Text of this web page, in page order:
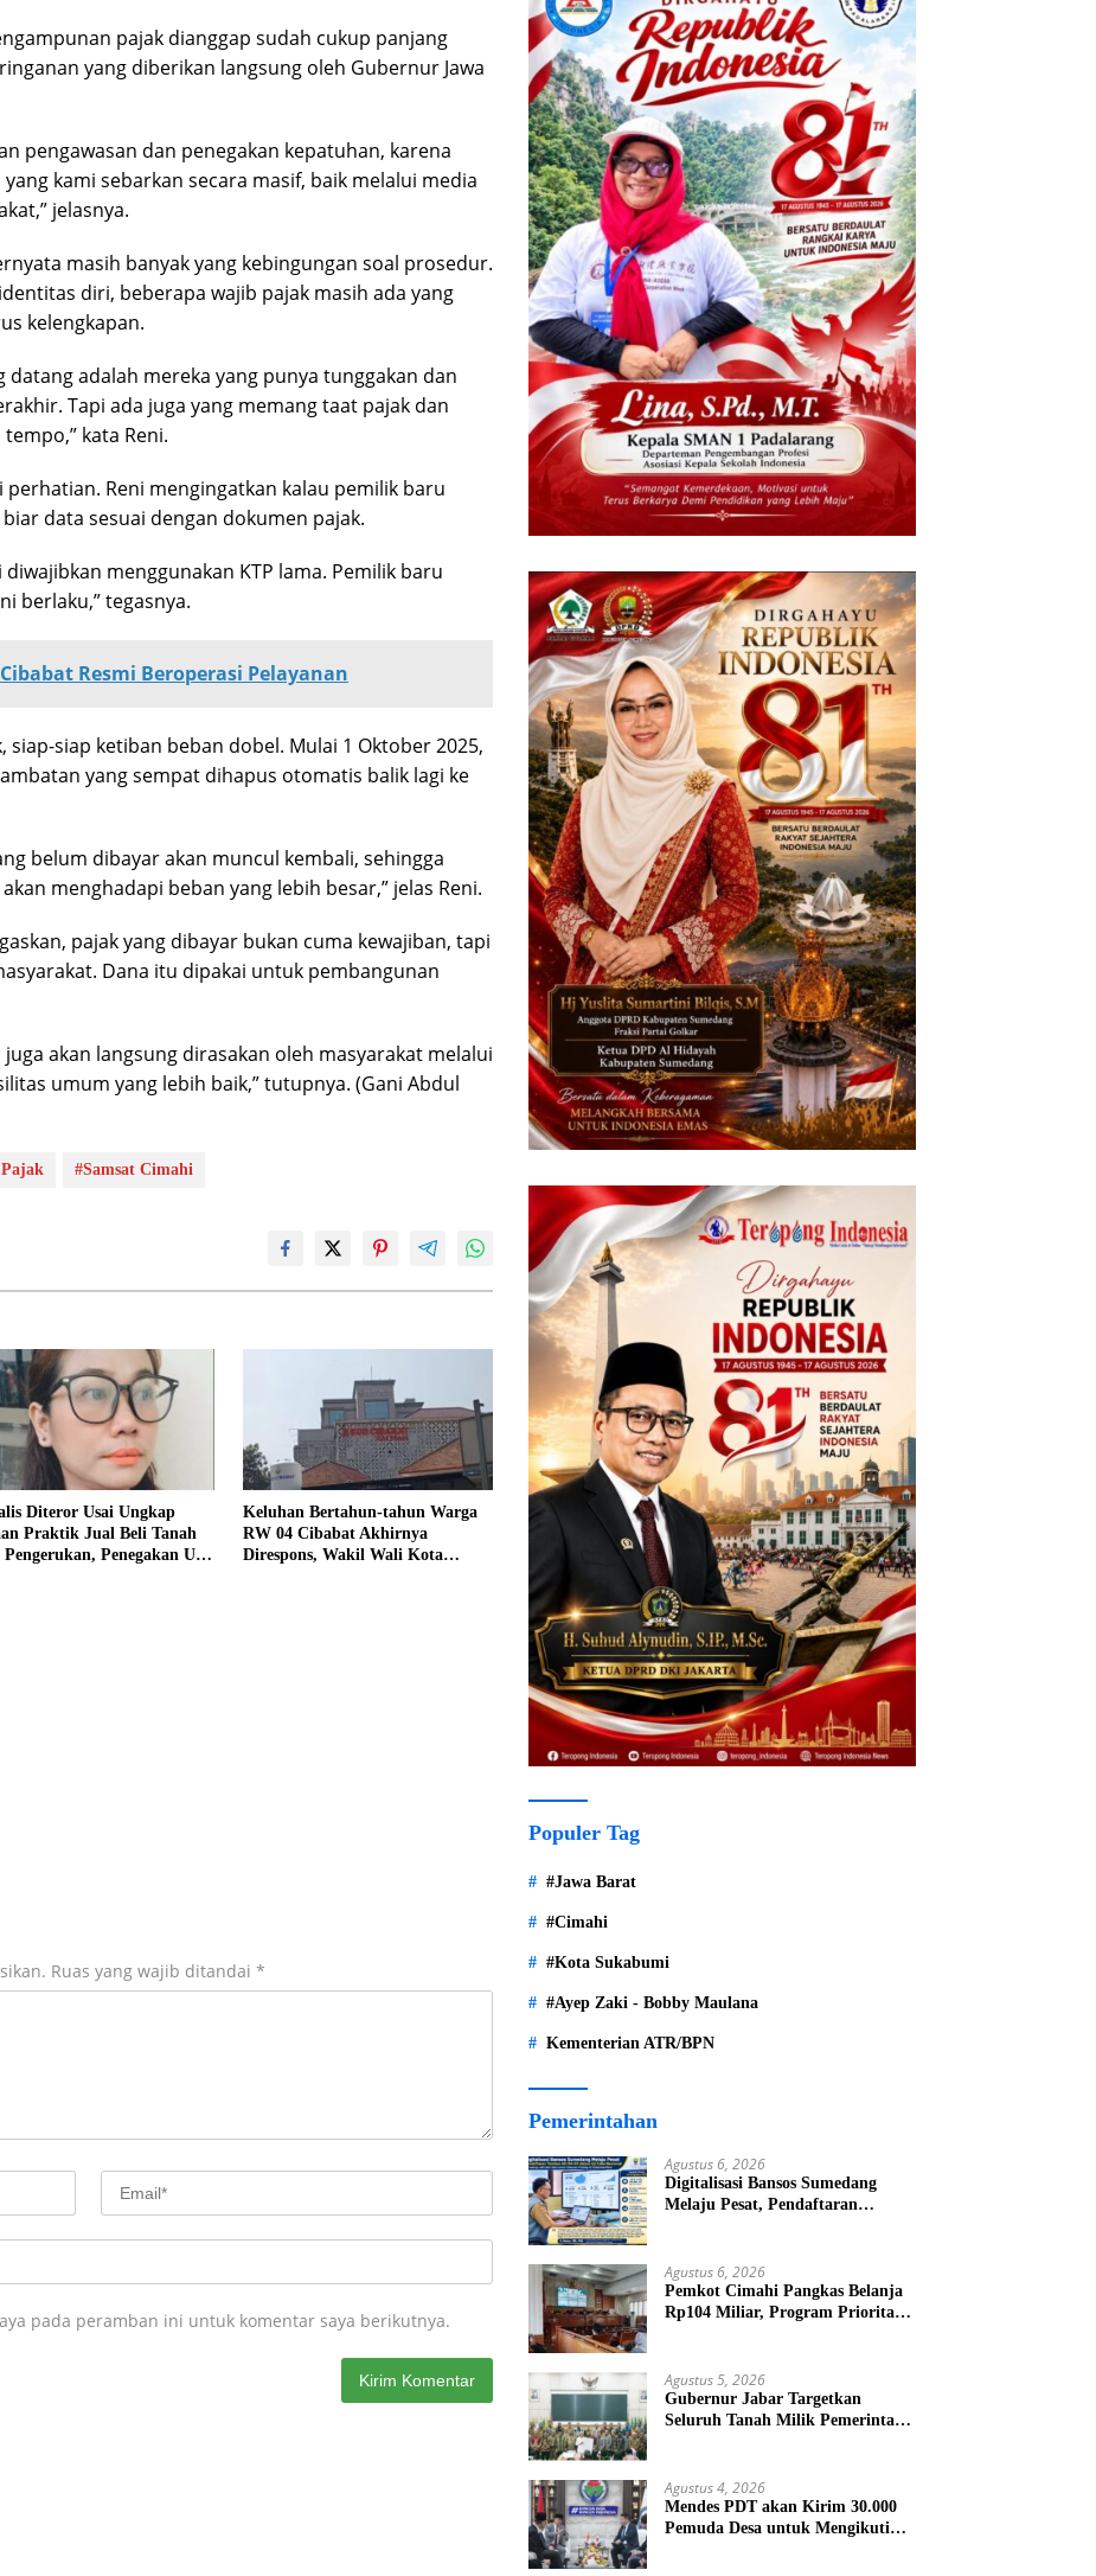
pajak dianggap sudah cukup panjang
yang diberikan langsung oleh Gubernur Jawa
pengawasan dan penegakan kepatuhan, karena
kami sebarkan secara masif, baik melalui media
jelasnya.
masih banyak yang kebingungan soal prosedur.
diri, beberapa wajib pajak masih ada yang
kelengkapan.
adalah mereka yang punya tunggakan dan
Tapi ada juga yang memang taat pajak dan
kata Reni.
Reni mengingatkan kalau pemilik baru
data sesuai dengan dokumen pajak.
menggunakan KTP lama. Pemilik baru
berlaku,” tegasnya.
Cibabat Resmi Beroperasi Pelayanan
siap-siap ketiban beban dobel. Mulai 1 Oktober 2025,
yang sempat dihapus otomatis balik lagi ke
belum dibayar akan muncul kembali, sehingga
menghadapi beban yang lebih besar,” jelas Reni.
pajak yang dibayar bukan cuma kewajiban, tapi
Dana itu dipakai untuk pembangunan
akan langsung dirasakan oleh masyarakat melalui
umum yang lebih baik,” tutupnya. (Gani Abdul
#Samsat Cimahi
Diteror Usai Ungkap
Praktik Jual Beli Tanah
Penegakan UU
Keluhan Bertahun-tahun Warga
RW 04 Cibabat Akhirnya
Direspons, Wakil Wali Kota
Ruas yang wajib ditandai *
pada peramban ini untuk komentar saya berikutnya.
Populer Tag
#Jawa Barat
#Cimahi
#Kota Sukabumi
#Ayep Zaki - Bobby Maulana
Kementerian ATR/BPN
Pemerintahan
Agustus 6, 2026
Digitalisasi Bansos Sumedang
Melaju Pesat, Pendaftaran
Agustus 6, 2026
Pemkot Cimahi Pangkas Belanja
Rp104 Miliar, Program Prioritas
Agustus 5, 2026
Gubernur Jabar Targetkan
Seluruh Tanah Milik Pemerintah
Agustus 4, 2026
Mendes PDT akan Kirim 30.000
Pemuda Desa untuk Mengikuti